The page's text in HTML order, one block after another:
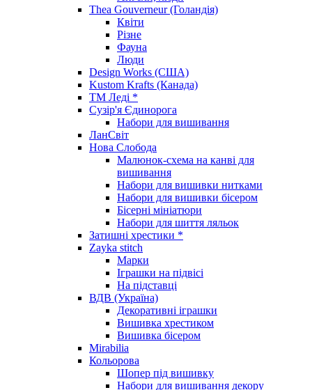
Thea Gouverneur (Голандія)
Квіти
Різне
Фауна
Люди
Design Works (США)
Kustom Krafts (Канада)
ТМ Леді *
Сузір'я Єдинорога
Набори для вишивання
ЛанСвіт
Нова Слобода
Малюнок-схема на канві для
вишивання
Набори для вишивки нитками
Набори для вишивки бісером
Бісерні мініатюри
Набори для шиття ляльок
Затишні хрестики *
Zayka stitch
Марки
Іграшки на підвісі
На підставці
ВДВ (Україна)
Декоративні іграшки
Вишивка хрестиком
Вишивка бісером
Mirabilia
Кольорова
Шопер під вишивку
Набори для вишивання декору